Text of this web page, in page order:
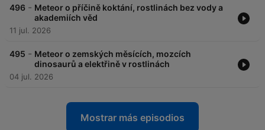
496 - Meteor o příčině koktání, rostlinách bez vody a
akademiích věd
11 jul. 2026
495 - Meteor o zemských měsících, mozcích
dinosaurů a elektřině v rostlinách
04 jul. 2026
Mostrar más episodios